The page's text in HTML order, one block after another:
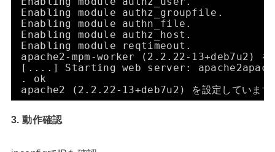
Enabling module authz_groupfile.
Enabling module authn_file.
Enabling module authz_host.
Enabling module reqtimeout.
apache2-mpm-worker (2.2.22-13+deb7u2) を
[....] Starting web server:
. ok
apache2 (2.2.22-13+deb7u2) を設定していま
3. 動作確認